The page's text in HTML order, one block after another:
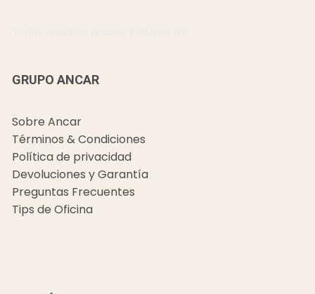
GRUPO ANCAR
Sobre Ancar
Términos & Condiciones
Política de privacidad
Devoluciones y Garantía
Preguntas Frecuentes
Tips de Oficina